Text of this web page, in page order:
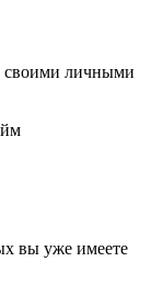
своими личными
вы уже имеете